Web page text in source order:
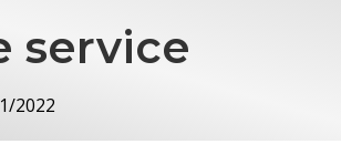
service
2022